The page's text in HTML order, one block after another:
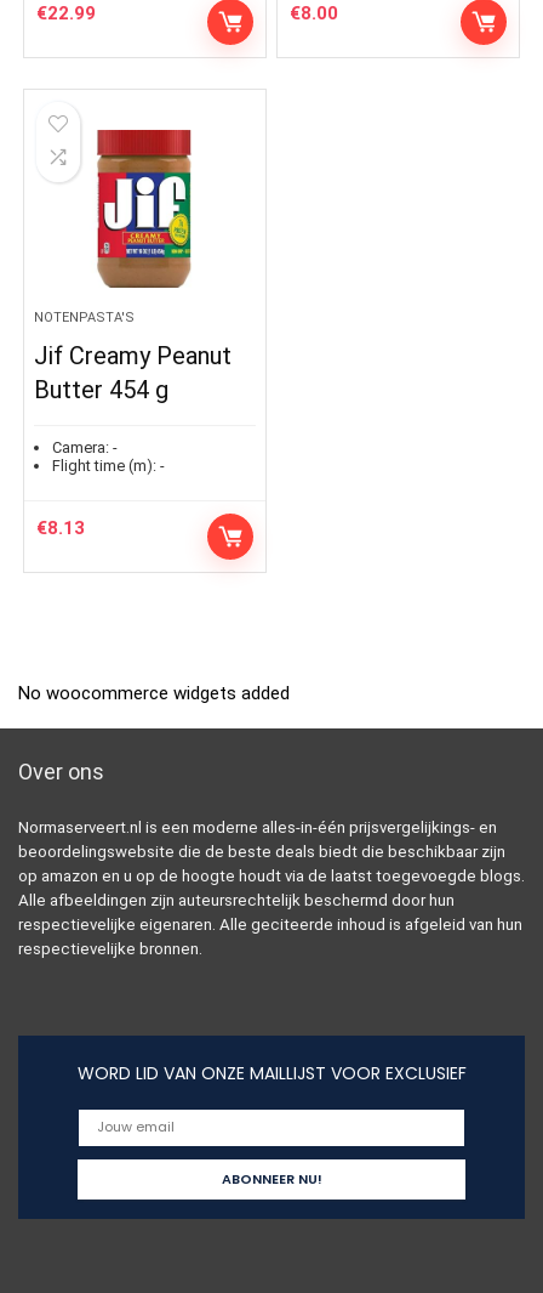
€22.99 €8.00
NOTENPASTA'S
Jif Creamy Peanut
Butter 454 g
Camera: -
Flight time (m): -
€8.13
No woocommerce widgets added
Over ons
Normaserveert.nl is een moderne alles-in-één prijsvergelijkings- en
beoordelingswebsite die de beste deals biedt die beschikbaar zijn
op amazon en u op de hoogte houdt via de laatst toegevoegde blogs.
Alle afbeeldingen zijn auteursrechtelijk beschermd door hun
respectievelijke eigenaren. Alle geciteerde inhoud is afgeleid van hun
respectievelijke bronnen.
WORD LID VAN ONZE MAILLIJST VOOR EXCLUSIEF